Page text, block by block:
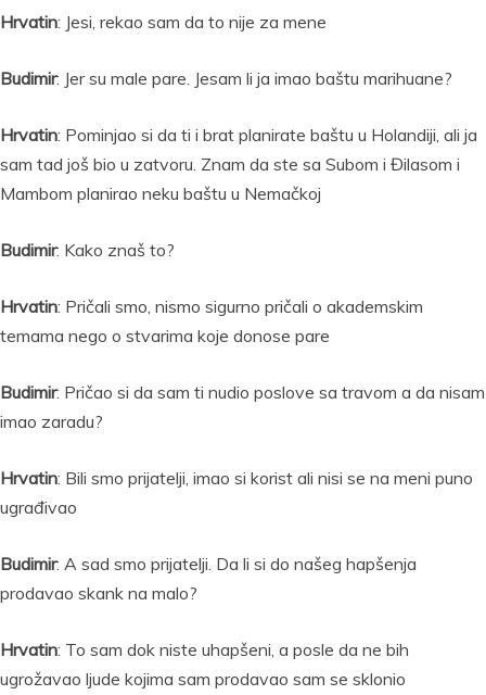
Hrvatin: Jesi, rekao sam da to nije za mene
Budimir: Jer su male pare. Jesam li ja imao baštu marihuane?
Hrvatin: Pominjao si da ti i brat planirate baštu u Holandiji, ali ja
sam tad još bio u zatvoru. Znam da ste sa Subom i Đilasom i
Mambom planirao neku baštu u Nemačkoj
Budimir: Kako znaš to?
Hrvatin: Pričali smo, nismo sigurno pričali o akademskim
temama nego o stvarima koje donose pare
Budimir: Pričao si da sam ti nudio poslove sa travom a da nisam
imao zaradu?
Hrvatin: Bili smo prijatelji, imao si korist ali nisi se na meni puno
ugrađivao
Budimir: A sad smo prijatelji. Da li si do našeg hapšenja
prodavao skank na malo?
Hrvatin: To sam dok niste uhapšeni, a posle da ne bih
ugrožavao ljude kojima sam prodavao sam se sklonio